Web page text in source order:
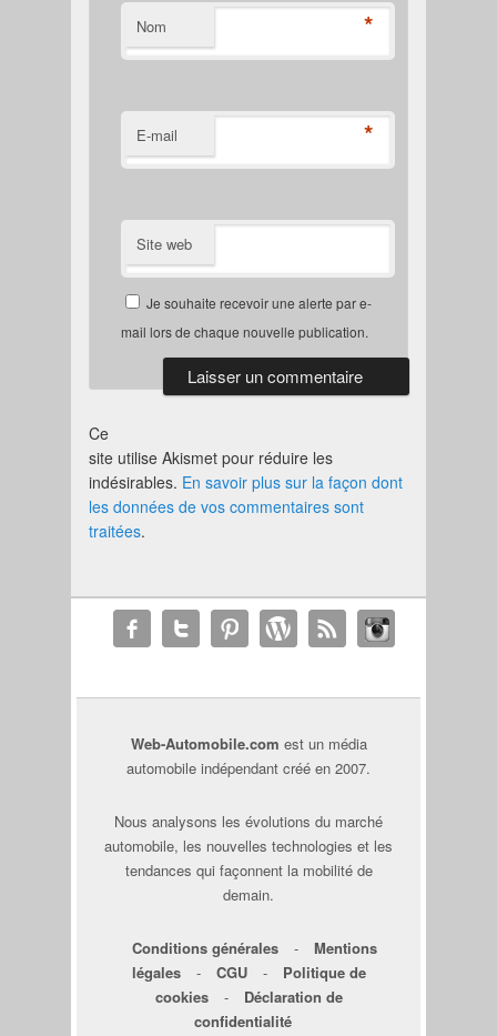
Nom *
E-mail *
Site web
Je souhaite recevoir une alerte par e-
mail lors de chaque nouvelle publication.
Ce
site utilise Akismet pour réduire les
indésirables. En savoir plus sur la façon dont
les données de vos commentaires sont
traitées.
Web-Automobile.com est un média
automobile indépendant créé en 2007.
Nous analysons les évolutions du marché
automobile, les nouvelles technologies et les
tendances qui façonnent la mobilité de
demain.
Conditions générales -
Mentions
légales
- CGU -
Politique de
cookies
-
Déclaration de
confidentialité